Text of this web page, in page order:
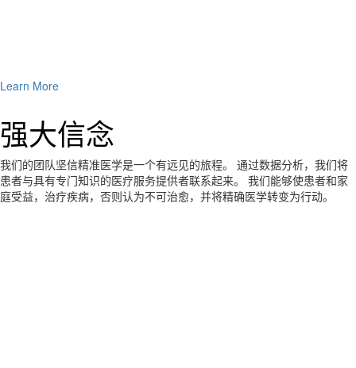
Learn More
强大信念
我们的团队坚信精准医学是一个有远见的旅程。 通过数据分析，我们将
患者与具有专门知识的医疗服务提供者联系起来。 我们能够使患者和家
庭受益，治疗疾病，否则认为不可治愈，并将精确医学转变为行动。